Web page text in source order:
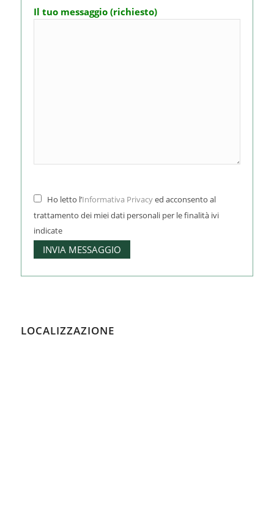
Il tuo messaggio (richiesto)
Ho letto l’Informativa Privacyed acconsento al
trattamento dei miei dati personali per le finalità ivi
indicate
LOCALIZZAZIONE